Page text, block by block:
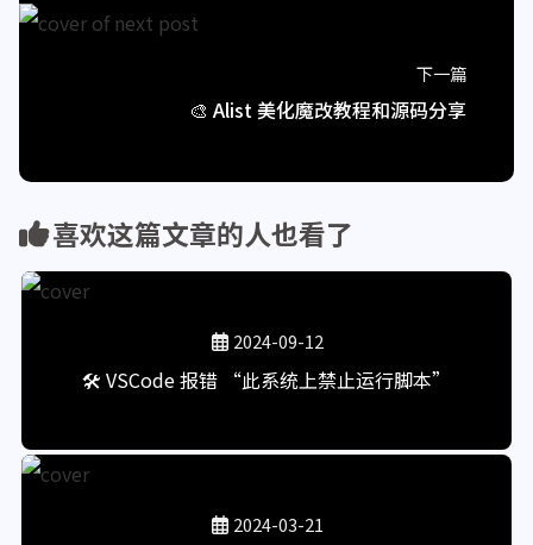
下一篇
🎨 Alist 美化魔改教程和源码分享
喜欢这篇文章的人也看了
2024-09-12
🛠️ VSCode 报错 “此系统上禁止运行脚本”
2024-03-21